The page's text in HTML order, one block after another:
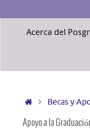
Acerca del
Becas y
Apoyo a la